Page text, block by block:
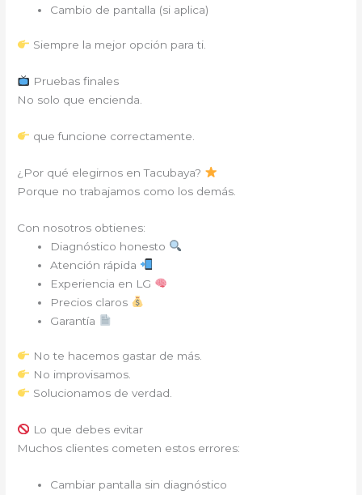
Cambio de pantalla (si aplica)
Siempre la mejor opción para ti.
Pruebas finales
No solo que encienda.
que funcione correctamente.
¿Por qué elegirnos en Tacubaya?
Porque no trabajamos como los demás.
Con nosotros obtienes:
Diagnóstico honesto
Atención rápida
Experiencia en LG
Precios claros
Garantía
No te hacemos gastar de más.
No improvisamos.
Solucionamos de verdad.
Lo que debes evitar
Muchos clientes cometen estos errores:
Cambiar pantalla sin diagnóstico